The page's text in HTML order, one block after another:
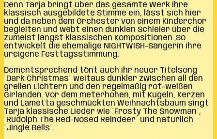
Denn Tarja bringt über das gesamte Werk ihre
klassisch ausgebildete Stimme ein, lässt sich hier
und da neben dem Orchester von einem Kinderchor
begleiten und webt einen dunklen Schleier über die
zumeist längst klassischen Kompositionen. So
entwickelt die ehemalige NIGHTWISH-Sängerin ihre
ureigene Festtagsstimmung.
Dementsprechend tönt auch ihr neuer Titelsong
´Dark Christmas´ weitaus dunkler zwischen all den
grellen Lichtern und den regelmäßig rot-weißen
Girlanden. Vor dem meterhohen, mit Kugeln, Kerzen
und Lametta geschmückten Weihnachtsbaum singt
Tarja klassische Lieder wie ´Frosty The Snowman´,
´Rudolph The Red-Nosed Reindeer´ und natürlich
´Jingle Bells´.